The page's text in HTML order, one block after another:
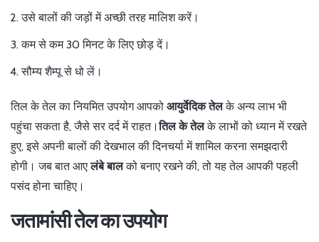
उसे बालों की जड़ों में अच्छी तरह मालिश करें।
कम से कम 30 मिनट के लिए छोड़ दें।
सौम्य शैम्पू से धो लें।
तिल के तेल का नियमित उपयोग आपको आयुर्वेदिक तेलके अन्य लाभ भी
पहुंचा सकता है, जैसे सर दर्द में राहत।तिल के तेलके लाभों को ध्यान में रखते
हुए, इसे अपनी बालों की देखभाल की दिनचर्या में शामिल करना समझदारी
होगी। जब बात आएलंबे बालको बनाए रखने की, तो यह तेल आपकी पहली
पसंद होना चाहिए।
जतामांसी तेल का उपयोग